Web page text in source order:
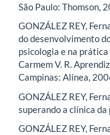
São Paulo: Thomson,
GONZÁLEZ REY,
do desenvolvimento
psicologia e na
Carmem V. R.
Campinas: Alínea,
GONZÁLEZ REY,
superando a clínica da
GONZÁLEZ REY,